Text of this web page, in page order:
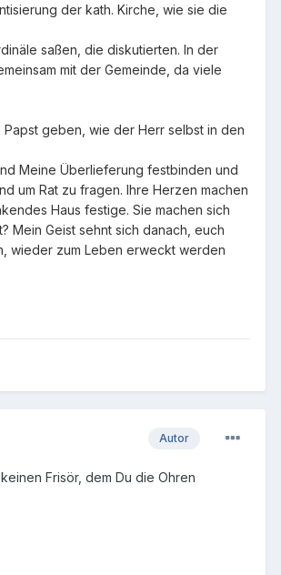
der kath. Kirche, wie sie die
saßen, die diskutierten. In der
mit der Gemeinde, da viele
geben, wie der Herr selbst in den
Meine Überlieferung festbinden und
um Rat zu fragen. Ihre Herzen machen
Haus festige. Sie machen sich
Mein Geist sehnt sich danach, euch
wieder zum Leben erweckt werden
Autor
Frisör, dem Du die Ohren